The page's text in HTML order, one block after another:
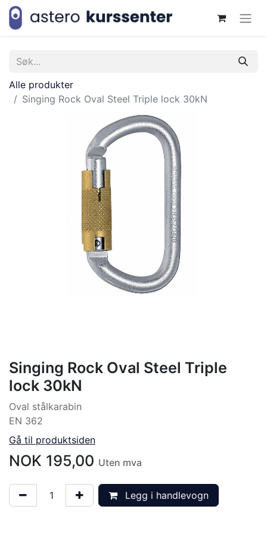
Alle produkter
Singing Rock Oval Steel Triple lock 30kN
Singing Rock Oval Steel Triple
lock 30kN
Oval stålkarabin
EN 362
Gå til produktsiden
NOK 195,00 Uten mva
Legg i handlevogn